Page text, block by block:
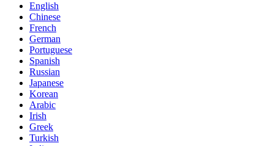
English
Chinese
French
German
Portuguese
Spanish
Russian
Japanese
Korean
Arabic
Irish
Greek
Turkish